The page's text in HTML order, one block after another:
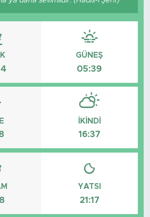
GÜNEŞ
05:39
İKINDI
16:37
YATSI
21:17